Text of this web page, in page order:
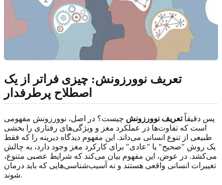
تعریف نوورزونش: چیزی فراتر از یک
اصطلاح پرطرفدار
پس دقیقاًتعریف نوورزونش چیست؟ در اصل، نوورزونش مفهومی
است که تفاوت‌ها در عملکرد مغز و ویژگی‌های رفتاری را بخشی
طبیعی از تنوع انسانی می‌داند. این مفهوم دیدگاه دیرینه را که فقط
یک روش "صحیح" یا "عادی" برای کارکرد مغز وجود دارد، به چالش
می‌کشد. در عوض، این مفهوم بیان می‌کند که شرایط عصبی متنوع،
تغییرات انسانی واقعی هستند و نه آسیب‌شناسی‌هایی که باید درمان
شوند.